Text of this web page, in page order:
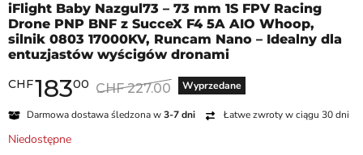
iFlight Baby Nazgul73 – 73 mm 1S FPV Racing
Drone PNP BNF z SucceX F4 5A AIO Whoop,
silnik 0803 17000KV, Runcam Nano – Idealny dla
entuzjastów wyścigów dronami
Wyprzedane
Aktualna cena
CHF18300 Cena oryginalna
CHF 227.00
Darmowa dostawa śledzona w3-7 dni Łatwe zwroty w ciągu 30 dni
Niedostępne